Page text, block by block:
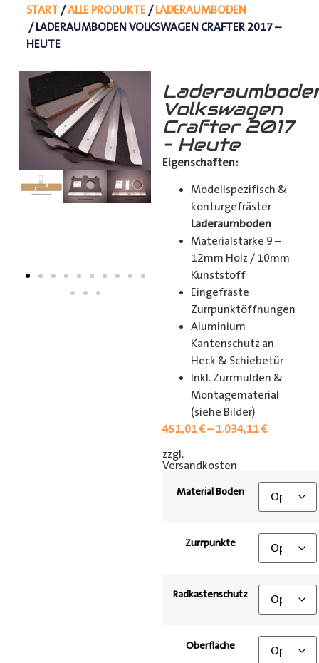
START/ALLE PRODUKTE/LADERAUMBODEN
/ LADERAUMBODEN VOLKSWAGEN CRAFTER 2017 –
HEUTE
Volkswagen
Crafter 2017
– Heute
Eigenschaften:
Modellspezifisch &
konturgefräster
Laderaumboden
Materialstärke 9 –
12mm Holz / 10mm
Kunststoff
Eingefräste
Zurrpunktöffnungen
Aluminium
Kantenschutz an
Heck & Schiebetür
Inkl. Zurrmulden &
Montagematerial
(siehe Bilder)
451,01€–1.034,11€
zzgl.
Versandkosten
Material Boden
Zurrpunkte
Radkastenschutz
Oberfläche